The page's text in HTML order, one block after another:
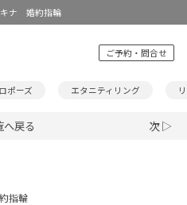
キナ 婚約指輪
ご予約・問合せ
ポーズ エタニティリング
へ戻る 次 ▷
指輪